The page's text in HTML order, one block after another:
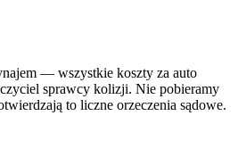
— wszystkie koszty za auto
sprawcy kolizji. Nie pobieramy
to liczne orzeczenia sądowe.